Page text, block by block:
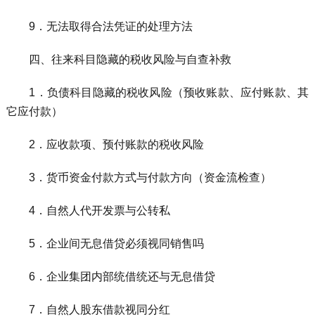
9．无法取得合法凭证的处理方法
四、往来科目隐藏的税收风险与自查补救
1．负债科目隐藏的税收风险（预收账款、应付账款、其
它应付款）
2．应收款项、预付账款的税收风险
3．货币资金付款方式与付款方向（资金流检查）
4．自然人代开发票与公转私
5．企业间无息借贷必须视同销售吗
6．企业集团内部统借统还与无息借贷
7．自然人股东借款视同分红